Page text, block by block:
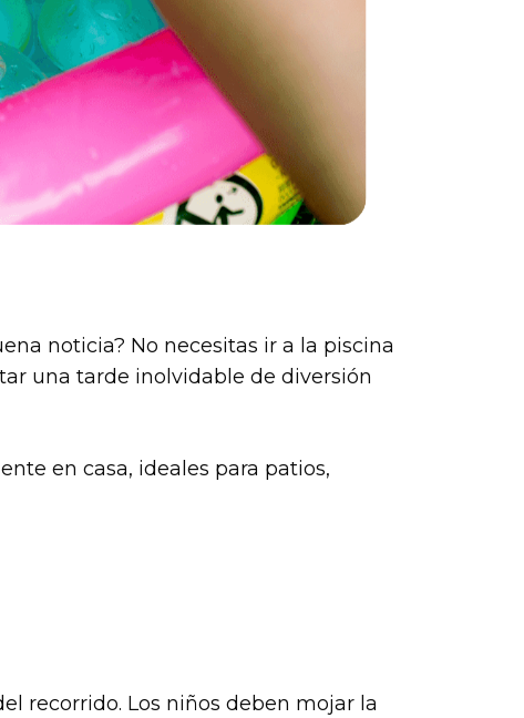
noticia? No necesitas ir a la piscina
una tarde inolvidable de diversión
en casa, ideales para patios,
recorrido. Los niños deben mojar la